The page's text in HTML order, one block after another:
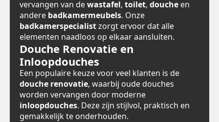
vervangen van dewastafel, toilet, douche en
andere badkamermeubels. Onze
badkamerspecialistzorgt ervoor dat alle
elementen naadloos op elkaar aansluiten.
Douche Renovatie en
Inloopdouches
Een populaire keuze voor veel klanten is de
douche renovatie, waarbij oude douches
worden vervangen door moderne
inloopdouches. Deze zijn stijlvol, praktisch en
gemakkelijk te onderhouden.